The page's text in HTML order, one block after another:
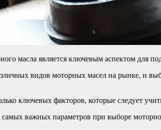
масла является ключевым аспектом для
видов моторных масел на рынке, и
ключевых факторов, которые следует
важных параметров при выборе